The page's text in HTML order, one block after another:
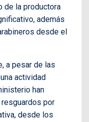
de la productora
además
desde el
a pesar de las
actividad
han
resguardos por
desde los